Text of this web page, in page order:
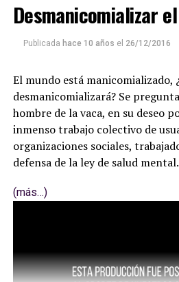
Desmanicomializar
Publicada hace 10 años el 26/12/2016
El mundo está manicomializado,
desmanicomializará? Se
hombre de la vaca, en su deseo
inmenso trabajo colectivo de
organizaciones sociales,
defensa de la ley de salud
(más…)